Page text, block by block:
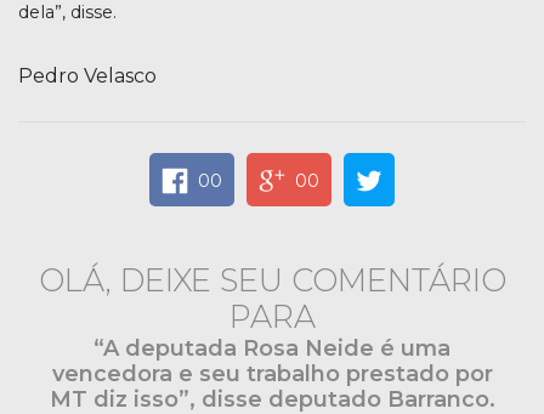
dela”, disse.
Pedro Velasco
00 00
OLÁ, DEIXE SEU COMENTÁRIO
PARA
“A deputada Rosa Neide é uma
vencedora e seu trabalho prestado por
MT diz isso”, disse deputado Barranco.